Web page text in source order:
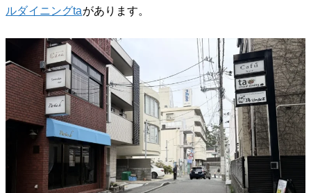
ルダイニングtaがあります。